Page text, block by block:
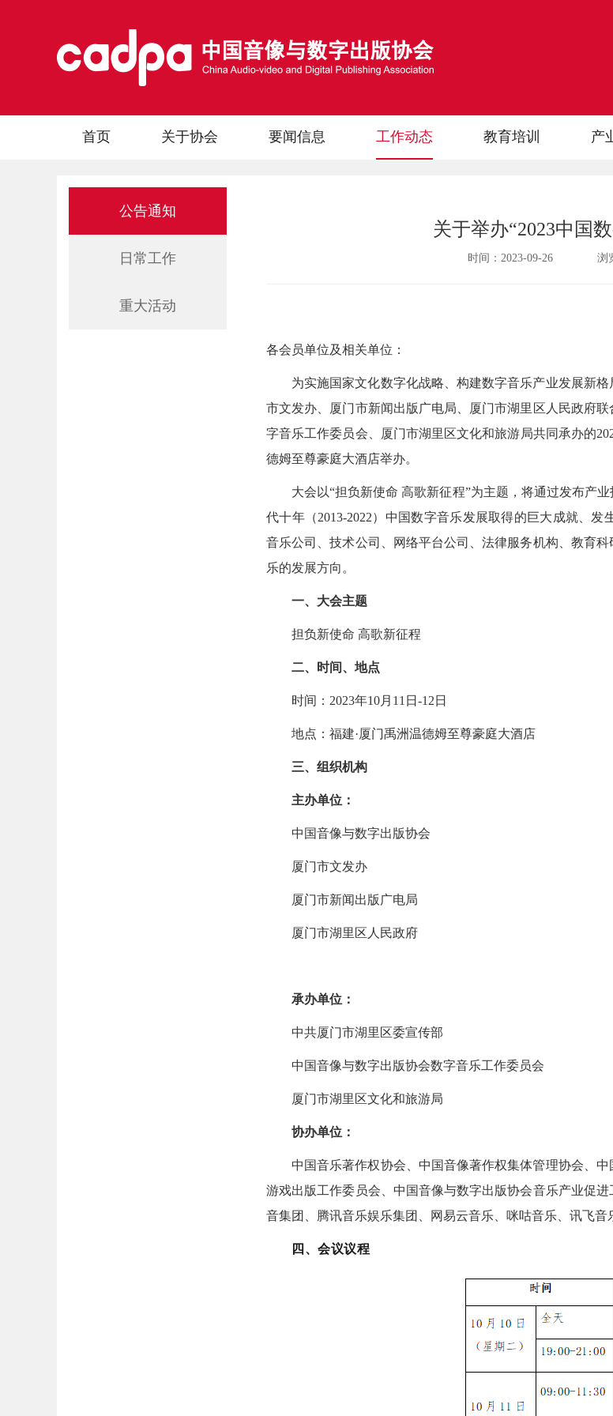
首页 关于协会 要闻信息 工作动态 教育培训 产
公告通知
日常工作
重大活动
关于举办“2023中国
时间：2023-09-26 浏览
各会员单位及相关单位：
为实施国家文化数字化战略、构建数字音乐产业发展新
市文发办、厦门市新闻出版广电局、厦门市湖里区人民政府
字音乐工作委员会、厦门市湖里区文化和旅游局共同承办的
德姆至尊豪庭大酒店举办。
大会以“担负新使命 高歌新征程”为主题，将通过发布产
代十年（2013-2022）中国数字音乐发展取得的巨大成就、
音乐公司、技术公司、网络平台公司、法律服务机构、教育
乐的发展方向。
一、大会主题
担负新使命 高歌新征程
二、时间、地点
时间：2023年10月11日-12日
地点：福建·厦门禹洲温德姆至尊豪庭大酒店
三、组织机构
主办单位：
中国音像与数字出版协会
厦门市文发办
厦门市新闻出版广电局
厦门市湖里区人民政府
承办单位：
中共厦门市湖里区委宣传部
中国音像与数字出版协会数字音乐工作委员会
厦门市湖里区文化和旅游局
协办单位：
中国音乐著作权协会、中国音像著作权集体管理协会、
游戏出版工作委员会、中国音像与数字出版协会音乐产业促
音集团、腾讯音乐娱乐集团、网易云音乐、咪咕音乐、讯飞音
四、会议议程